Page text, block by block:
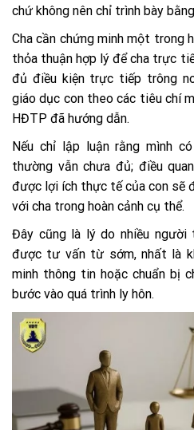
chứ không nên chỉ trình bày
Cha cần chứng minh một trong
thỏa thuận hợp lý để cha trực
đủ điều kiện trực tiếp trông
giáo dục con theo các tiêu chí
HĐTP đã hướng dẫn.
Nếu chỉ lập luận rằng mình
thường vẫn chưa đủ; điều
được lợi ích thực tế của con sẽ
với cha trong hoàn cảnh cụ thể.
Đây cũng là lý do nhiều người
được tư vấn từ sớm, nhất là
minh thông tin hoặc chuẩn bị
bước vào quá trình ly hôn.